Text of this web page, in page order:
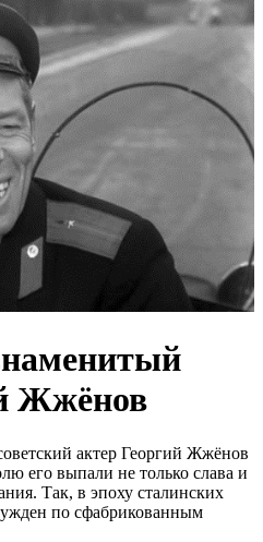
Жжёнов
актер Георгий Жжёнов
его выпали не только слава и
Так, в эпоху сталинских
по сфабрикованным